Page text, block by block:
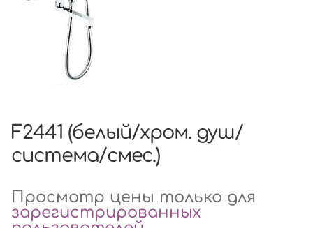
F2441 (белый/хром. душ/
система/смес.)
Просмотр цены только для
зарегистрированных